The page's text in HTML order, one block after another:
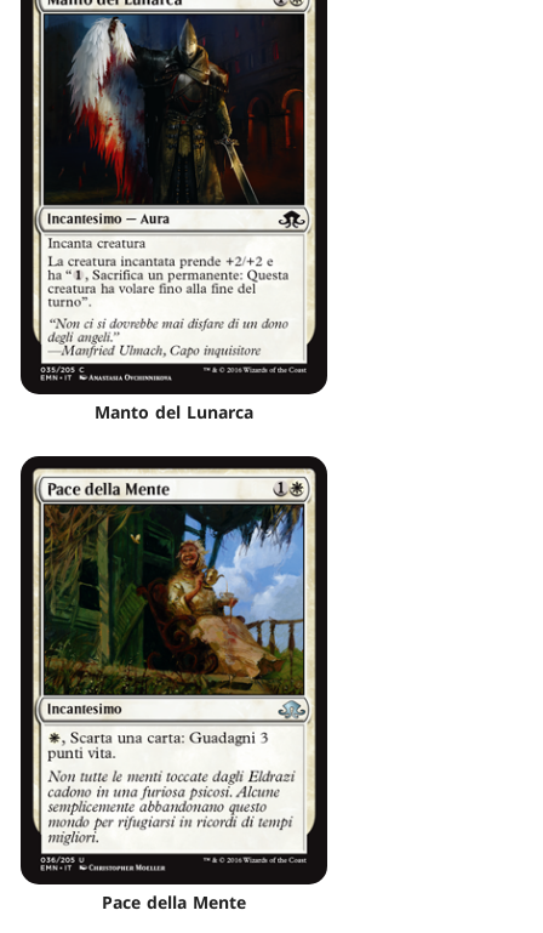
Manto del Lunarca
Pace della Mente